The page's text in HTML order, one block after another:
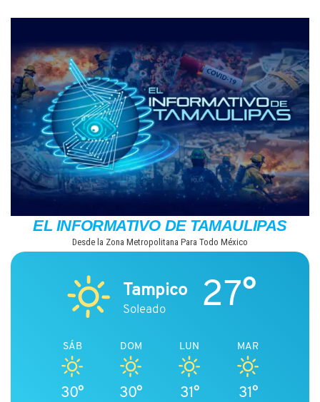
contenido
EL INFORMATIVO DE TAMAULIPAS
Desde la Zona Metropolitana Para Todo México
Tampico
Soleado 27°
SÁB
30°
DOM
30°
LUN
31°
MAR
31°